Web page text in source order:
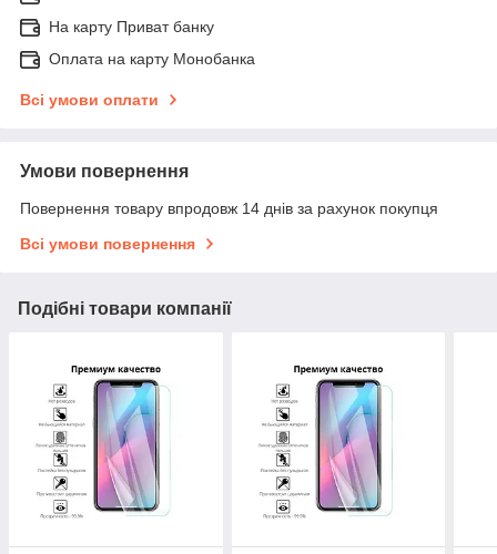
На карту Приват банку
Оплата на карту Монобанка
Всі умови оплати
Умови повернення
Повернення товару впродовж 14 днів за рахунок покупця
Всі умови повернення
Подібні товари компанії